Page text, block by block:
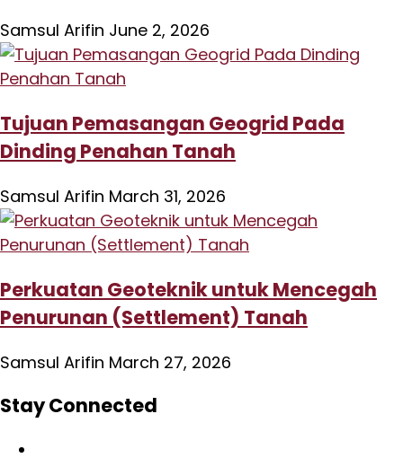
Samsul Arifin June 2, 2026
Tujuan Pemasangan Geogrid Pada
Dinding Penahan Tanah
Samsul Arifin March 31, 2026
Perkuatan Geoteknik untuk Mencegah
Penurunan (Settlement) Tanah
Samsul Arifin March 27, 2026
Stay Connected